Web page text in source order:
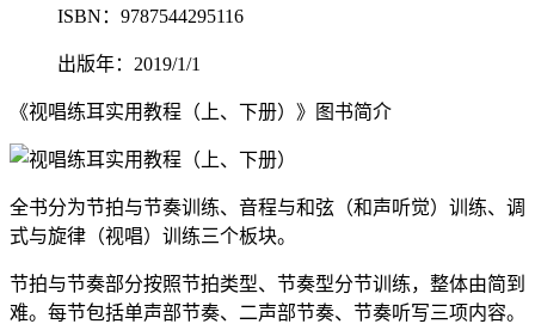
ISBN：9787544295116
出版年：2019/1/1
《视唱练耳实用教程（上、下册）》图书简介
全书分为节拍与节奏训练、音程与和弦（和声听觉）训练、调
式与旋律（视唱）训练三个板块。
节拍与节奏部分按照节拍类型、节奏型分节训练，整体由简到
难。每节包括单声部节奏、二声部节奏、节奏听写三项内容。